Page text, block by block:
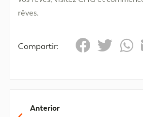
rêves.
Compartir:
Anterior